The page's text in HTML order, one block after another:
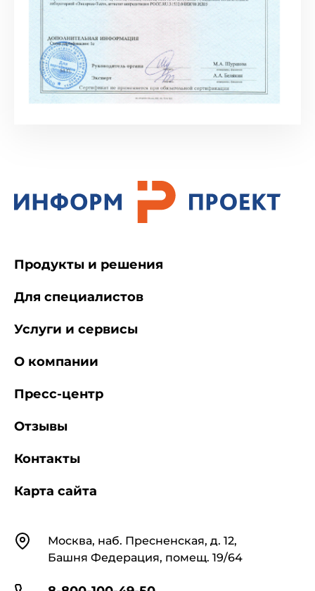
КонтактыМосква, наб. Пресненская, д. 12,
Башня Федерация, помещ. 19/64
Продукты и решения
Для специалистов
Услуги и сервисы
О компании
Пресс-центр
Отзывы
Контакты
Карта сайта